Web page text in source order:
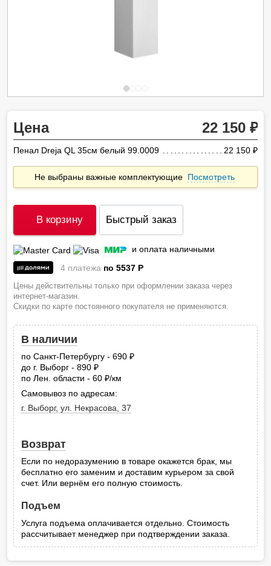
Цена 22 150
Пенал Dreja QL 35см белый 99.0009 22 150
Не выбраны важные комплектующие Посмотреть
В корзину Быстрый заказ
и оплата наличными
4 платежа по 5537 P
Цены действительны только при оформлении заказа через
интернет-магазин.
Скидки по карте постоянного покупателя не применяются.
В наличии
по Санкт-Петербургу - 690
до г. Выборг - 890
по Лен. области - 60
руб.
/км
Самовывоз по адресам:
г. Выборг, ул. Некрасова, 37
Возврат
Если по недоразумению в товаре окажется брак, мы
бесплатно его заменим и доставим курьером за свой
счет. Или вернём его полную стоимость.
Подъем
Услуга подъема оплачивается отдельно. Стоимость
рассчитывает менеджер при подтверждении заказа.